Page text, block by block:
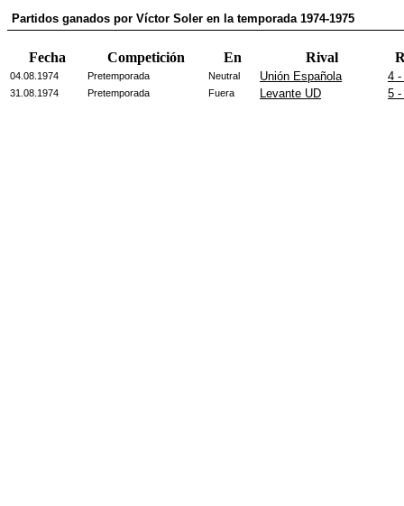
Partidos ganados por Víctor Soler en la temporada 1974-1975
Fecha Competición En Rival
04.08.1974 Pretemporada Neutral Unión Española 4 -
31.08.1974 Pretemporada Fuera Levante UD 5 -